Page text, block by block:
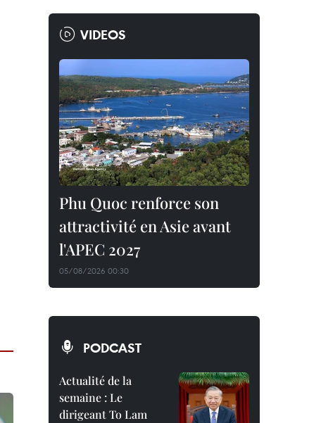
VIDEOS
Phu Quoc renforce son
attractivité en Asie avant
l'APEC 2027
05/08/2026 00:30
PODCAST
Actualité de la
semaine : Le
dirigeant To Lam